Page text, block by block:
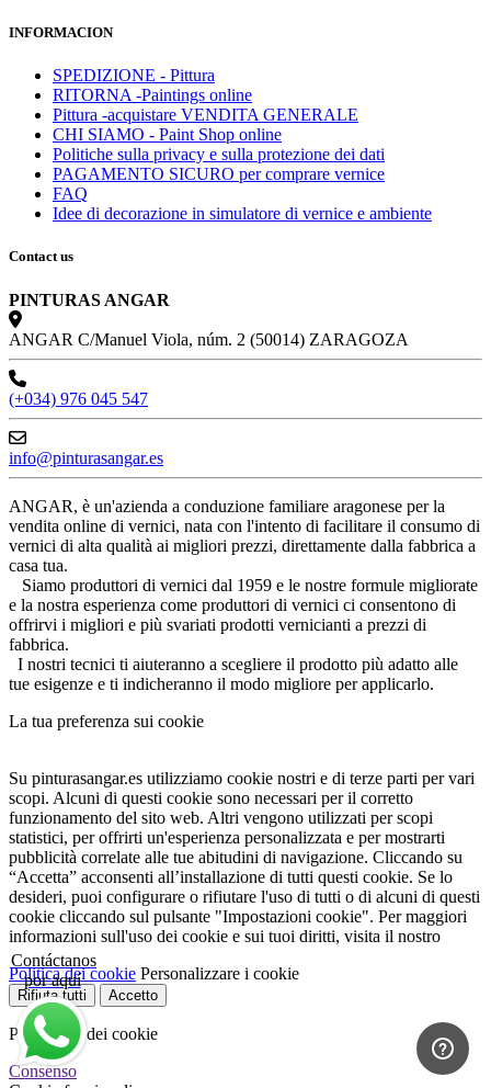
Contáctanos
por aquí
INFORMACION
SPEDIZIONE - Pittura
RITORNA -Paintings online
Pittura -acquistare VENDITA GENERALE
CHI SIAMO - Paint Shop online
Politiche sulla privacy e sulla protezione dei dati
PAGAMENTO SICURO per comprare vernice
FAQ
Idee di decorazione in simulatore di vernice e ambiente
Contact us
PINTURAS ANGAR
ANGAR C/Manuel Viola, núm. 2 (50014) ZARAGOZA
(+034) 976 045 547
info@pinturasangar.es
ANGAR, è un'azienda a conduzione familiare aragonese per la
vendita online di vernici, nata con l'intento di facilitare il consumo di
vernici di alta qualità ai migliori prezzi, direttamente dalla fabbrica a
casa tua.
Siamo produttori di vernici dal 1959 e le nostre formule migliorate
e la nostra esperienza come produttori di vernici ci consentono di
offrirvi i migliori e più svariati prodotti vernicianti a prezzi di
fabbrica.
I nostri tecnici ti aiuteranno a scegliere il prodotto più adatto alle
tue esigenze e ti indicheranno il modo migliore per applicarlo.
La tua preferenza sui cookie
Su pinturasangar.es utilizziamo cookie nostri e di terze parti per vari
scopi. Alcuni di questi cookie sono necessari per il corretto
funzionamento del sito web. Altri vengono utilizzati per scopi
statistici, per offrirti un'esperienza personalizzata e per mostrarti
pubblicità correlate alle tue abitudini di navigazione. Cliccando su
“Accetta” acconsenti all’installazione di tutti questi cookie. Se lo
desideri, puoi configurare o rifiutare l'uso di tutti o di alcuni di questi
cookie cliccando sul pulsante "Impostazioni cookie". Per maggiori
informazioni sull'uso dei cookie e sui tuoi diritti, visita il nostro
Politica dei cookie Personalizzare i cookie
Rifiuta tutti Accetto
Preferenze dei cookie
Consenso